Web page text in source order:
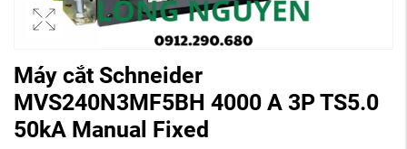
Máy cắt Schneider
MVS240N3MF5BH 4000 A 3P TS5.0
50kA Manual Fixed